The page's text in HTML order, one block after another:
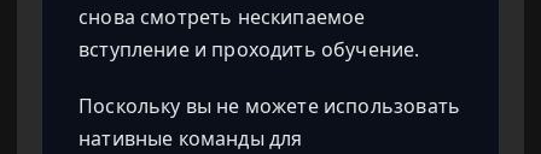
снова смотреть нескипаемое
вступление и проходить обучение.
Поскольку вы не можете использовать
нативные команды для